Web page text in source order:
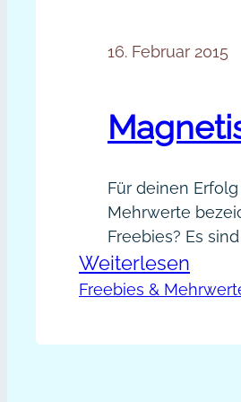
16. Februar 2015
Für deinen
Mehrwerte
Freebies? Es
Kostproben
Weiterlesen
Freebies &